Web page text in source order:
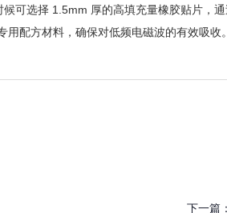
可选择 1.5mm 厚的高填充量橡胶贴片，
配方材料，确保对低频电磁波的有效吸收。
下一篇：